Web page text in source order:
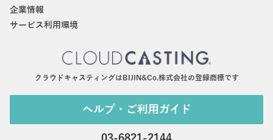
企業情報
サービス利用環境
クラウドキャスティングはBIJIN&Co.株式会社の登録商標です
ヘルプ・ご利用ガイド